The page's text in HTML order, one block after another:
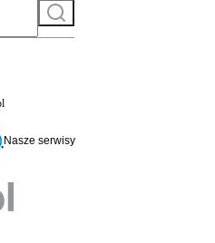
Szukaj
do serwisu
w nowej karcie
otwiera się w nowej karcie
Nasze serwisy